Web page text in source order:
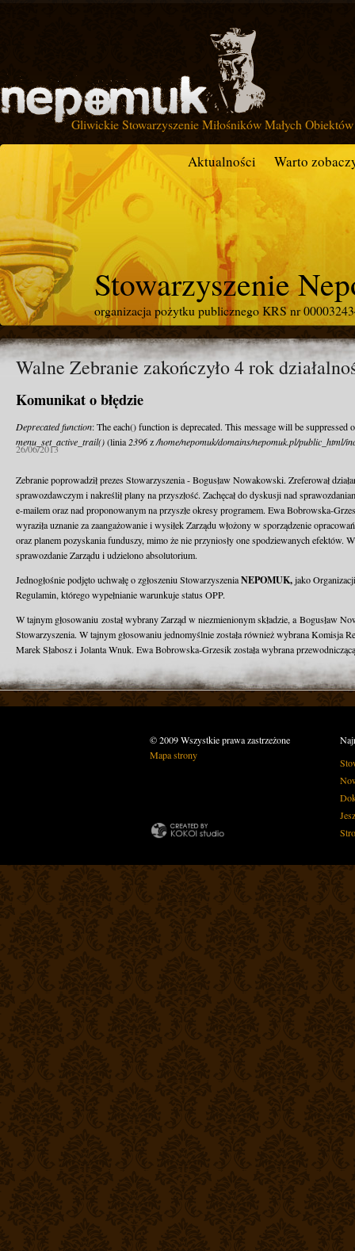
Gliwickie Stowarzyszenie Miłośników Małych
Aktualności Warto
Stowarzyszenie
organizacja pożytku publicznego KRS nr
Walne Zebranie zakończyło 4 rok
Komunikat o błędzie
Deprecated function: The each() function is deprecated. This message will be suppressed
menu_set_active_trail()(linia 2396z/home/nepomuk/domains/nepomuk.pl/public_html/
26/06/2013
Zebranie poprowadził prezes Stowarzyszenia - Bogusław Nowakowski. Zreferował
sprawozdawczym i nakreślił plany na przyszłość. Zachęcał do dyskusji nad
e-mailem oraz nad proponowanym na przyszłe okresy programem. Ewa Bobrowska-
wyraziła uznanie za zaangażowanie i wysiłek Zarządu włożony w sporządzenie
oraz planem pozyskania funduszy, mimo że nie przyniosły one spodziewanych efektów.
sprawozdanie Zarządu i udzielono absolutorium.
Jednogłośnie podjęto uchwałę o zgłoszeniu StowarzyszeniaNEPOMUK,jako
Regulamin, którego wypełnianie warunkuje status OPP.
W tajnym głosowaniu został wybrany Zarząd w niezmienionym składzie, a Bogusław
Stowarzyszenia. W tajnym głosowaniu jednomyślnie została również wybrana Komisja
Marek Słabosz i Jolanta Wnuk. Ewa Bobrowska-Grzesik została wybrana
© 2009 Wszystkie prawa zastrzeżone
Mapa strony